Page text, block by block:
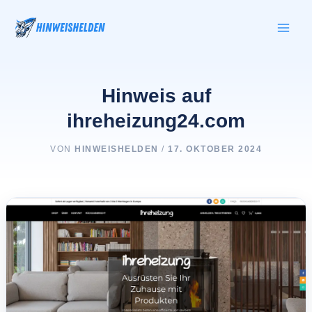
Inhalt
springen
Hinweis auf
ihreheizung24.com
VON HINWEISHELDEN / 17. OKTOBER 2024